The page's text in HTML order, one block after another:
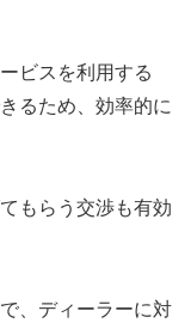
ビスを利用する
るため、効率的に
もらう交渉も有効
、ディーラーに対